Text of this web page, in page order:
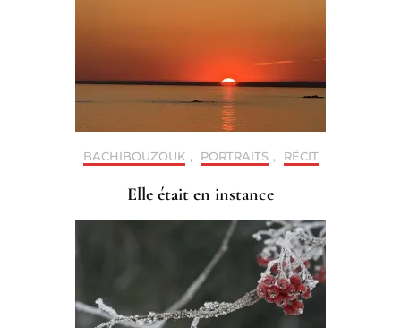
BACHIBOUZOUK , PORTRAITS , RÉCIT
Elle était en instance